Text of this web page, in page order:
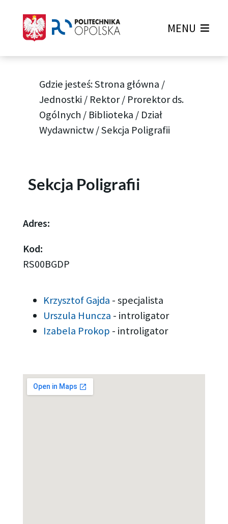
MENU
Gdzie jesteś:Strona główna /
Jednostki / Rektor/ Prorektor ds.
Ogólnych / Biblioteka / Dział
Wydawnictw/Sekcja Poligrafii
Sekcja Poligrafii
Adres:
Kod:
RS00BGDP
Krzysztof Gajda -specjalista
Urszula Huncza - introligator
Izabela Prokop - introligator